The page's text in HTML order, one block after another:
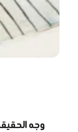
وجه